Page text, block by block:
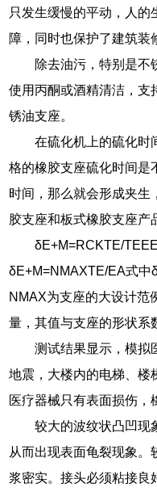
只发生缓慢的平动，人的
障，同时也保护了建筑装
除去油污，特别是不
使用丙酮或酒精清洁，支
锈油支座。
在硫化机上的硫化时
格的橡胶支座硫化时间是
时间，那么就会形成夹生
胶支座和板式橡胶支座产
δE+M=RCKTE/
δE+M=NMAXTE/EA式中
NMAX为支座的大设计范
量，其值与支座的形状系
测试结果显示，模拟
地震，大楼内的电梯、楼
医疗器械只有表面损伤，
较大的波纹状凸凹现
从而出现表面龟裂现象。
浆密实。接头必须粘接良